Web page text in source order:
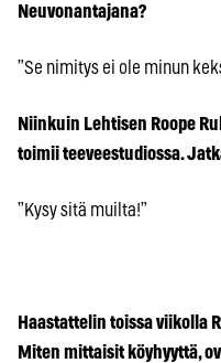
Neuvonantajana?
”Se nimitys ei ole minun
Niinkuin Lehtisen Roope
toimii teeveestudiossa.
”Kysy sitä muilta!”
Haastattelin toissa viikolla
Miten mittaisit köyhyyttä,